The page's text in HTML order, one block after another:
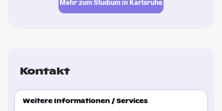
Mehr zum Studium in Karlsruhe
Kontakt
Weitere Informationen / Services